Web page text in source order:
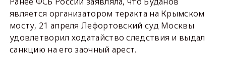
является организатором теракта на Крымском
мосту, 21 апреля Лефортовский суд Москвы
удовлетворил ходатайство следствия и выдал
санкцию на его заочный арест.